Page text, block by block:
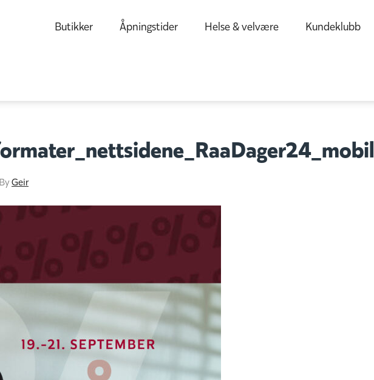
Butikker Åpningstider Helse & velvære Kundeklubb
ByGeir